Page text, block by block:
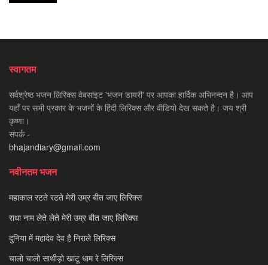
स्वागतम
सर्वश्रेष्ठ भजन लिरिक्स वेबसाइट 'भजन डायरी' पर आपका हार्दिक अभिनन्दन है। आप
यहाँ पर सभी प्रकार के भजनों के हिंदी लिरिक्स और वीडियो देख सकते है। जय श्री
कृष्णा।
संपर्क -
bhajandiary@gmail.com
नवीनतम भजन
महाकाल रटते रटते मेरी उम्र बीत जाए लिरिक्स
राधा नाम लेते लेते मेरी उम्र बीत जाए लिरिक्स
दुनिया में महादेव देव है निराले लिरिक्स
चालो चालो साथीड़ो खाटू धाम रे लिरिक्स